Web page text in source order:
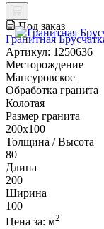
Под заказ
Гранитная
Артикул: 1250636
Месторождение
Мансуровское
Обработка гранита
Колотая
Размер гранита
200х100
Толщина / Высота
80
Длина
200
Ширина
100
Цена за: м2